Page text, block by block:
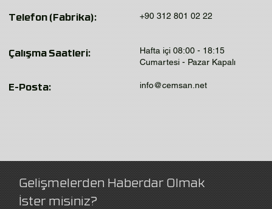
Telefon (Fabrika):
Çalışma Saatleri:
E-Posta:
+90 312 801 02 22
Hafta içi 08:00 - 18:15
Cumartesi - Pazar Kapalı
info@cemsan.net
Gelişmelerden Haberdar Olmak
İster misiniz?